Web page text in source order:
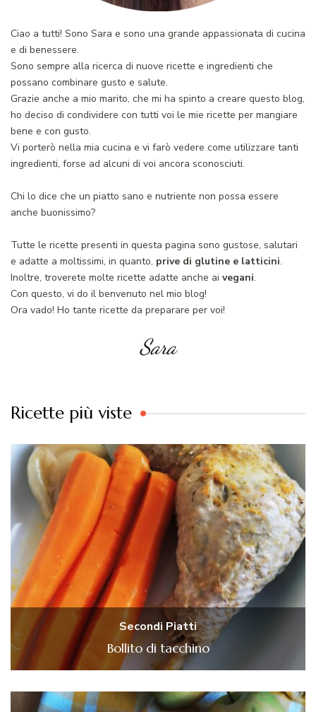
Ciao a tutti! Sono Sara e sono una grande appassionata di cucina
e di benessere.
Sono sempre alla ricerca di nuove ricette e ingredienti che
possano combinare gusto e salute.
Grazie anche a mio marito, che mi ha spinto a creare questo blog,
ho deciso di condividere con tutti voi le mie ricette per mangiare
bene e con gusto.
Vi porterò nella mia cucina e vi farò vedere come utilizzare tanti
ingredienti, forse ad alcuni di voi ancora sconosciuti.
Chi lo dice che un piatto sano e nutriente non possa essere
anche buonissimo?
Tutte le ricette presenti in questa pagina sono gustose, salutari
e adatte a moltissimi, in quanto, prive di glutine e latticini.
Inoltre, troverete molte ricette adatte anche ai vegani.
Con questo, vi do il benvenuto nel mio blog!
Ora vado! Ho tante ricette da preparare per voi!
Sara
Ricette più viste
Secondi Piatti
Bollito di tacchino